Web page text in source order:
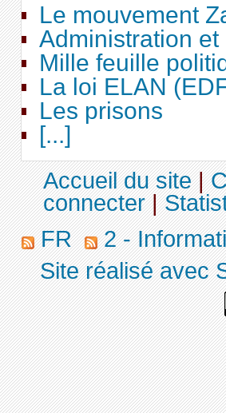
Le mouvement
Administration
Mille feuille
La loi ELAN
Les prisons
[...]
Accueil du site|
connecter|
FR
2 -
Site réalisé avec